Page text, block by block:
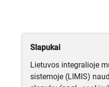
Slapukai
Lietuvos integralioje
sistemoje (LIMIS)